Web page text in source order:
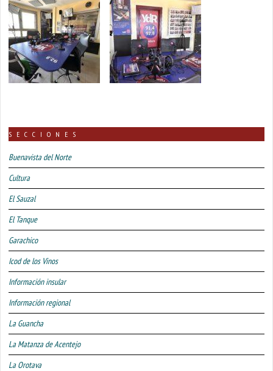
SECCIONES
Buenavista del Norte
Cultura
El Sauzal
El Tanque
Garachico
Icod de los Vinos
Información insular
Información regional
La Guancha
La Matanza de Acentejo
La Orotava